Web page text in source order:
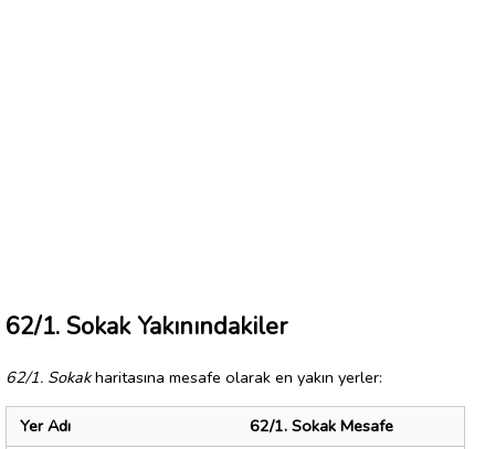
62/1. Sokak Yakınındakiler
62/1. Sokakharitasına mesafe olarak en yakın yerler:
Yer Adı
62/1. Sokak Mesafe